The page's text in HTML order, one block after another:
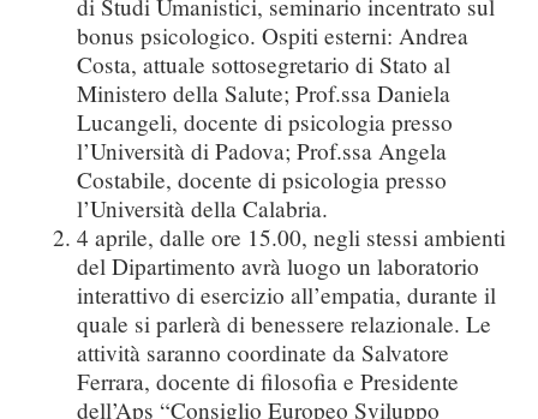
di Studi Umanistici, seminario incentrato sul
bonus psicologico. Ospiti esterni: Andrea
Costa, attuale sottosegretario di Stato al
Ministero della Salute; Prof.ssa Daniela
Lucangeli, docente di psicologia presso
l’Università di Padova; Prof.ssa Angela
Costabile, docente di psicologia presso
l’Università della Calabria.
4 aprile, dalle ore 15.00, negli stessi ambienti
del Dipartimento avrà luogo un laboratorio
interattivo di esercizio all’empatia, durante il
quale si parlerà di benessere relazionale. Le
attività saranno coordinate da Salvatore
Ferrara, docente di filosofia e Presidente
dell’Aps “Consiglio Europeo Sviluppo